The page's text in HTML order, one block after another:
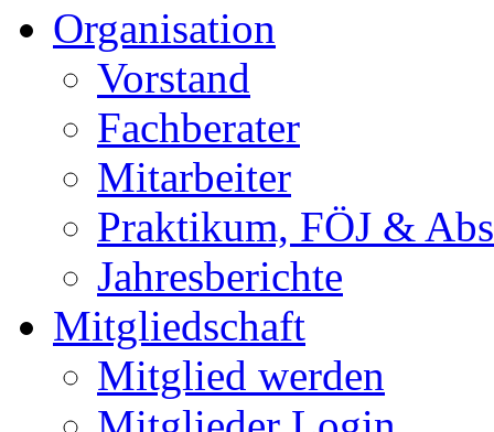
Organisation
Vorstand
Fachberater
Mitarbeiter
Praktikum, FÖJ &
Jahresberichte
Mitgliedschaft
Mitglied werden